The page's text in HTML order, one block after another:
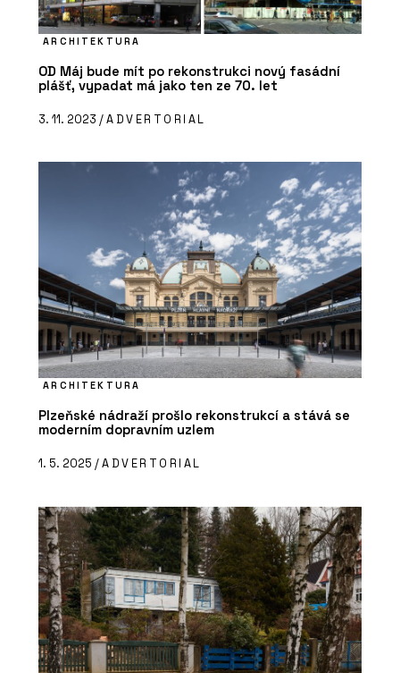
ARCHITEKTURA
OD Máj bude mít po rekonstrukci nový fasádní
plášť, vypadat má jako ten ze 70. let
3. 11. 2023 /ADVERTORIAL
ARCHITEKTURA
Plzeňské nádraží prošlo rekonstrukcí a stává se
moderním dopravním uzlem
1. 5. 2025 /ADVERTORIAL